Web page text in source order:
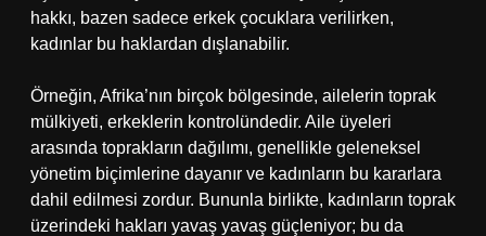
hakkı, bazen sadece erkek çocuklara verilirken,
kadınlar bu haklardan dışlanabilir.
Örneğin, Afrika’nın birçok bölgesinde, ailelerin toprak
mülkiyeti, erkeklerin kontrolündedir. Aile üyeleri
arasında toprakların dağılımı, genellikle geleneksel
yönetim biçimlerine dayanır ve kadınların bu kararlara
dahil edilmesi zordur. Bununla birlikte, kadınların toprak
üzerindeki hakları yavaş yavaş güçleniyor; bu da